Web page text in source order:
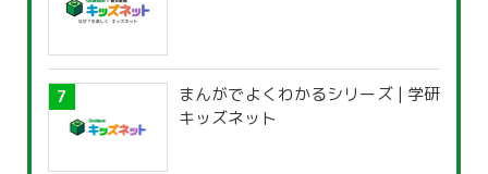
まんがでよくわかるシリーズ | 学研
キッズネット